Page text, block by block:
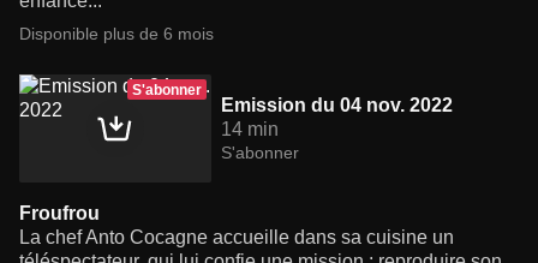
Disponible plus de 6 mois
S'abonner
Emission du 04 nov. 2022
14 min
S'abonner
Froufrou
La chef Anto Cocagne accueille dans sa cuisine un